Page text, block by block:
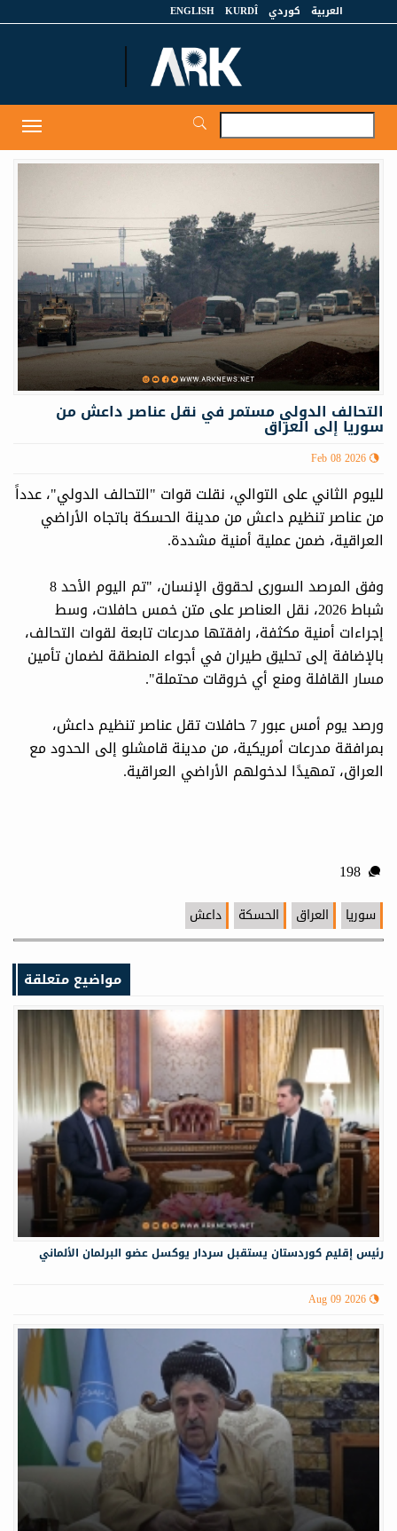
العربية كوردي KURDÎ
ENGLISH
التحالف الدولي مستمر في نقل عناصر داعش من
سوريا إلى العراق
Feb 08 2026
لليوم الثاني على التوالي، نقلت قوات "التحالف الدولي"، عدداً
من عناصر تنظيم داعش من مدينة الحسكة باتجاه الأراضي
العراقية، ضمن عملية أمنية مشددة.
وفق المرصد السوری لحقوق الإنسان، "تم اليوم الأحد 8
شباط 2026، نقل العناصر على متن خمس حافلات، وسط
إجراءات أمنية مكثفة، رافقتها مدرعات تابعة لقوات التحالف،
بالإضافة إلى تحليق طيران في أجواء المنطقة لضمان تأمين
مسار القافلة ومنع أي خروقات محتملة".
ورصد يوم أمس عبور 7 حافلات تقل عناصر تنظيم داعش،
بمرافقة مدرعات أمريكية، من مدينة قامشلو إلى الحدود مع
العراق، تمهيدًا لدخولهم الأراضي العراقية.
سوريا العراق الحسكة داعش
مواضيع متعلقة
رئيس إقليم كوردستان يستقبل سردار يوكسل عضو البرلمان الألماني
Aug 09 2026